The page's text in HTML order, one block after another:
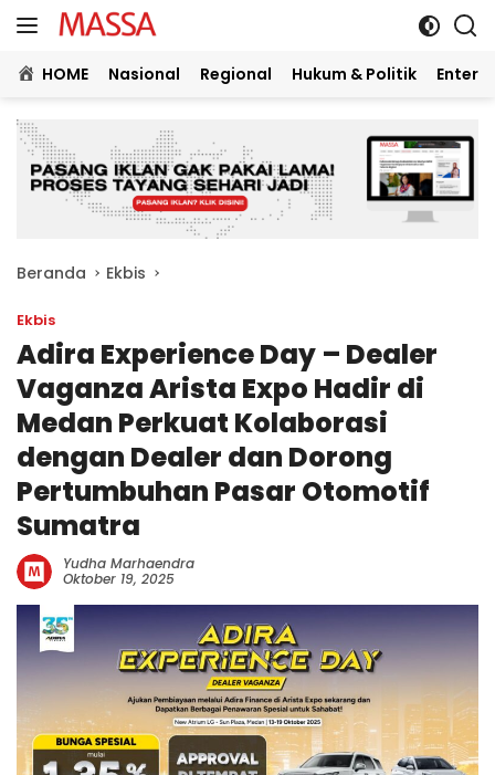
Langsung
ke
konten
HOME Nasional Regional Hukum & Politik
Beranda Ekbis
Ekbis
Adira Experience Day – Dealer
Vaganza Arista Expo Hadir di
Medan Perkuat Kolaborasi
dengan Dealer dan Dorong
Pertumbuhan Pasar Otomotif
Sumatra
Yudha Marhaendra
Oktober 19, 2025